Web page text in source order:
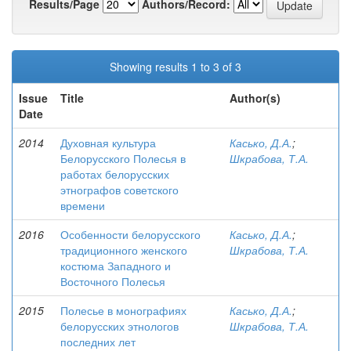
Results/Page
Authors/Record:
Showing results 1 to 3 of 3
Issue
Date
Title Author(s)
2014
Духовная культура
Белорусского Полесья в
работах белорусских
этнографов советского
времени
Касько, Д.А.;
Шкрабова, Т.А.
2016
Особенности белорусского
традиционного женского
костюма Западного и
Восточного Полесья
Касько, Д.А.;
Шкрабова, Т.А.
2015
Полесье в монографиях
белорусских этнологов
последних лет
Касько, Д.А.;
Шкрабова, Т.А.